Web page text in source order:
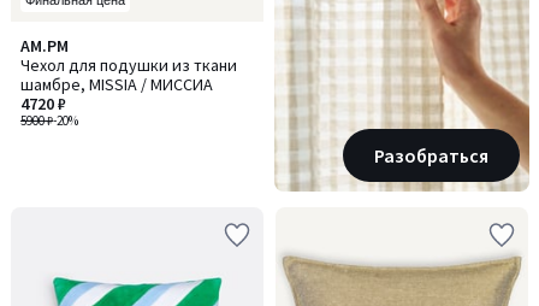
AM.PM
Чехол для подушки из ткани
шамбре, MISSIA / МИССИА
5900 ₽-20%
4720 ₽
Разобраться